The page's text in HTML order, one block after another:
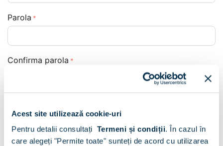
Acest site utilizează cookie-uri
Pentru detalii consultați Termeni și condiții. În cazul în
care alegeți "Permite toate" sunteți de acord cu utilizarea
Parola
Confirma parola
prelucrate dupa cum urmeaza.
Liste de adrese